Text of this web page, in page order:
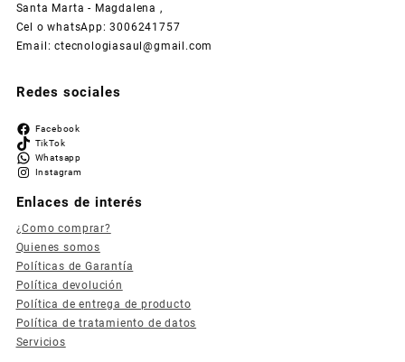
Santa Marta - Magdalena ,
Cel o whatsApp: 3006241757
Email: ctecnologiasaul@gmail.com
Redes sociales
Facebook
TikTok
Whatsapp
Instagram
Enlaces de interés
¿Como comprar?
Quienes somos
Políticas de Garantía
Política devolución
Política de entrega de producto
Política de tratamiento de datos
Servicios